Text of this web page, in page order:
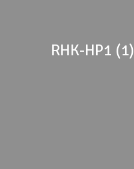
RHK-HP1 (1)